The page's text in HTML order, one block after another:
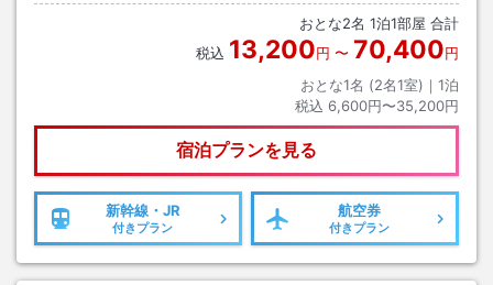
おとな2名 1泊1部屋 合計
税込 13,200円 〜 70,400円
おとな1名 (2名1室)｜ 1泊
税込 6,600円〜35,200円
宿泊プランを見る
新幹線・JR
付きプラン
航空券
付きプラン